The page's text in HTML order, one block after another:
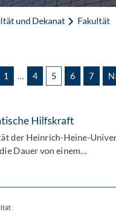
und Dekanat Fakultät
1 … 4 5 6 7
Hilfskraft
der Heinrich-Heine-
Dauer von einem…